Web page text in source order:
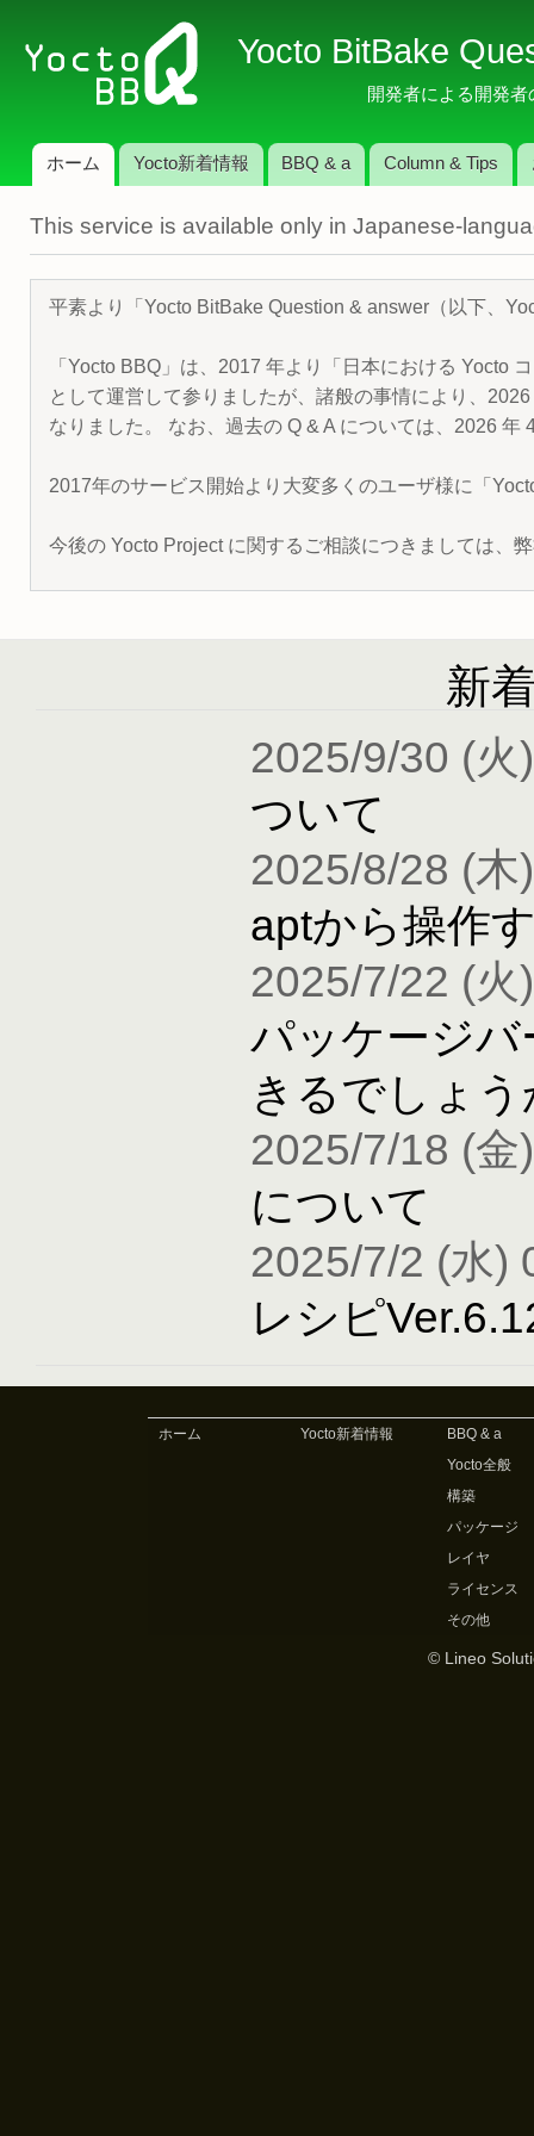
イ
コ
テ
ツ
に
移
動
Yocto BitBake
開発者による開発
メインメニュー
ホーム Yocto新着情報 BBQ & a Column & Tips
This service is available only in Japanese-
平素より「Yocto BitBake Question & answer（以下、
「Yocto BBQ」は、2017 年より「日本における Yocto
として運営して参りましたが、諸般の事情により、
なりました。 なお、過去の Q & A については、2026
2017年のサービス開始より大変多くのユーザ様に「
今後の Yocto Project に関するご相談につきましては、
新
2025/9/30 (火
ついて
2025/8/28 (木
aptから操作
2025/7/22 (火
パッケージ
きるでしょう
2025/7/18 (金
について
2025/7/2 (水)
レシピ
ホーム Yocto新着情報
BBQ & a
Yocto全般
構築
パッケージ
レイヤ
ライセンス
その他
© Lineo